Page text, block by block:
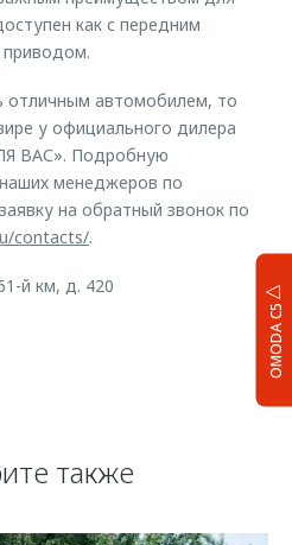
OMODA C5
как с передним
отличным автомобилем, то
у официального дилера
ВАС». Подробную
менеджеров по
на обратный звонок по
contacts/.
й км, д. 420
также